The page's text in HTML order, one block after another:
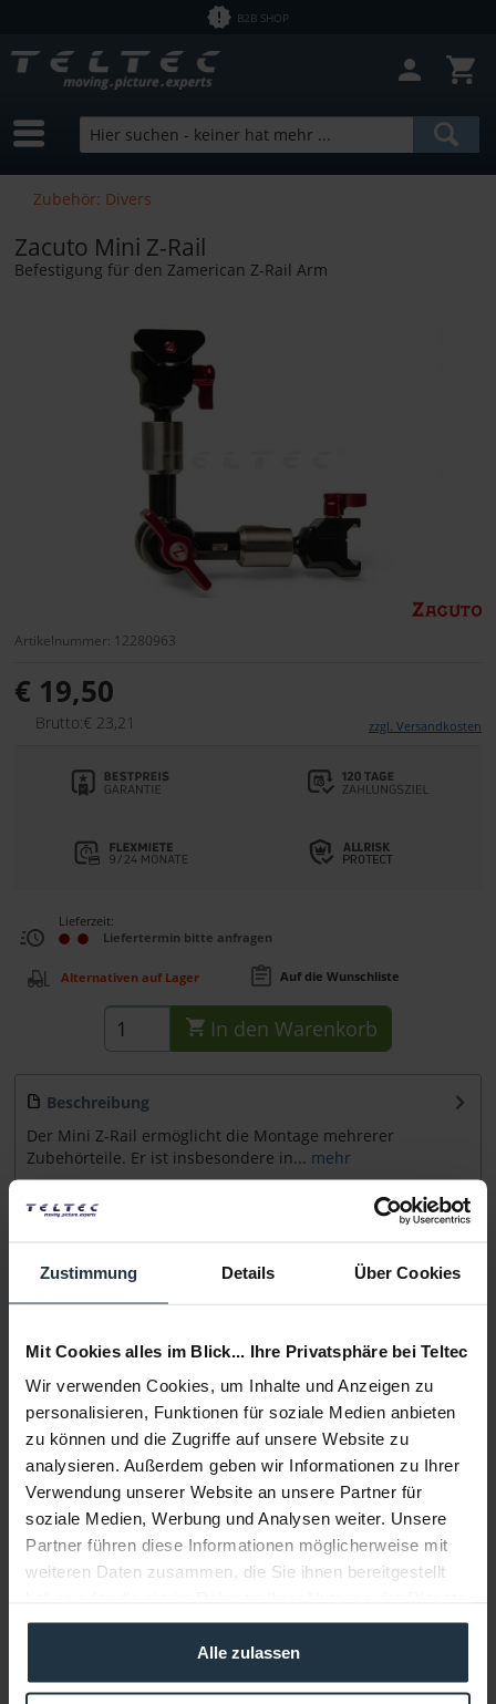
Zustimmung Details Über Cookies
Mit Cookies alles im Blick... Ihre Privatsphäre bei Teltec
Wir verwenden Cookies, um Inhalte und Anzeigen zu
personalisieren, Funktionen für soziale Medien anbieten
zu können und die Zugriffe auf unsere Website zu
analysieren. Außerdem geben wir Informationen zu Ihrer
Verwendung unserer Website an unsere Partner für
soziale Medien, Werbung und Analysen weiter. Unsere
Partner führen diese Informationen möglicherweise mit
weiteren Daten zusammen, die Sie ihnen bereitgestellt
gesammelt haben.
Alle zulassen
B2B SHOP
Zubehör: Divers
Zacuto Mini Z-Rail
Befestigung für den Zamerican Z-Rail Arm
Artikelnummer: 12280963
€ 19,50
Brutto:€ 23,21 zzgl. Versandkosten
Lieferzeit:
Liefertermin bitte anfragen
Alternativen auf Lager Auf die Wunschliste
In den Warenkorb
Beschreibung
Der Mini Z-Rail ermöglicht die Montage mehrerer
Zubehörteile. Er ist insbesondere in... mehr
Beratung
Medien
Infos zu Hersteller & Produktsicherheit
Folgende Infos zum Hersteller sind verfübar......mehr
Weitere Artikel von Zacuto ansehen